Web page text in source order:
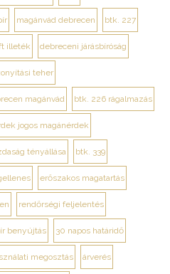
magánvád debrecen btk. 227
illeték debreceni járásbíróság
teher
magánvád btk. 226 rágalmazás
jogos magánérdek
tényállása btk. 339
erőszakos magatartás
rendőrségi feljelentés
benyújtás 30 napos határidő
megosztás árverés